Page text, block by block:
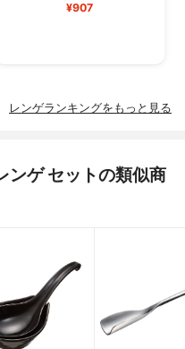
¥907
レンゲランキングをもっと見る
ンゲ セットの類似商